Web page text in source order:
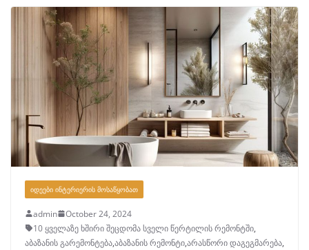
ᲘᲓᲔᲔᲑᲘ ᲘᲜᲢᲔᲠᲘᲔᲠᲘᲡ ᲛᲝᲡᲐᲬᲧᲝᲑᲐᲗ
admin
October 24, 2024
10 ყველაზე ხშირი შეცდომა სველი წერტილის რემონტში,
აბაზანის გარემონტება,აბაზანის რემონტი,არასწორი დაგეგმარება,